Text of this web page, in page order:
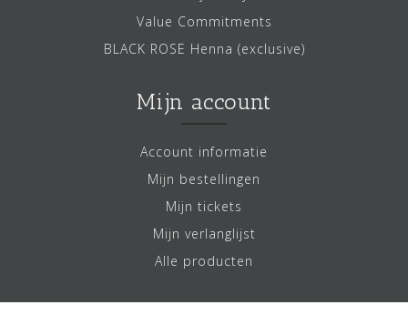
Value Commitments
BLACK ROSE Henna (exclusive)
Mijn account
Account informatie
Mijn bestellingen
Mijn tickets
Mijn verlanglijst
Alle producten